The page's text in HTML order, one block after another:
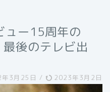
ュー15周年の
後のテレビ出
3月25日 / 2023年3月2日